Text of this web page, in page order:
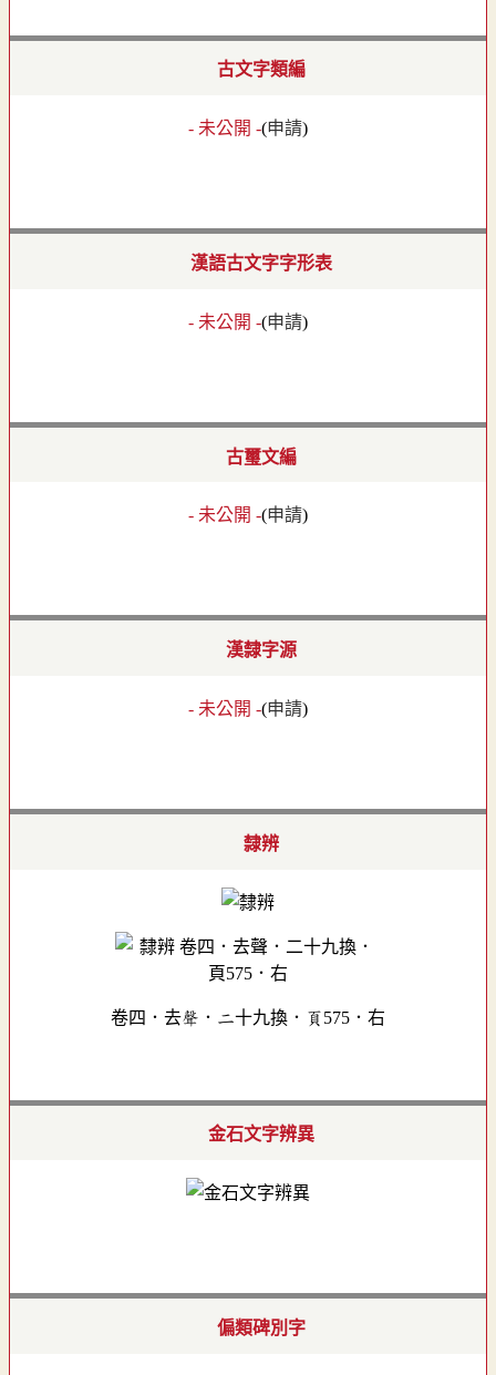
古文字類編
- 未公開 -(申請)
漢語古文字字形表
- 未公開 -(申請)
古璽文編
- 未公開 -(申請)
漢隸字源
- 未公開 -(申請)
隸辨
卷四．去聲．二十九換．頁575．右
金石文字辨異
偏類碑別字